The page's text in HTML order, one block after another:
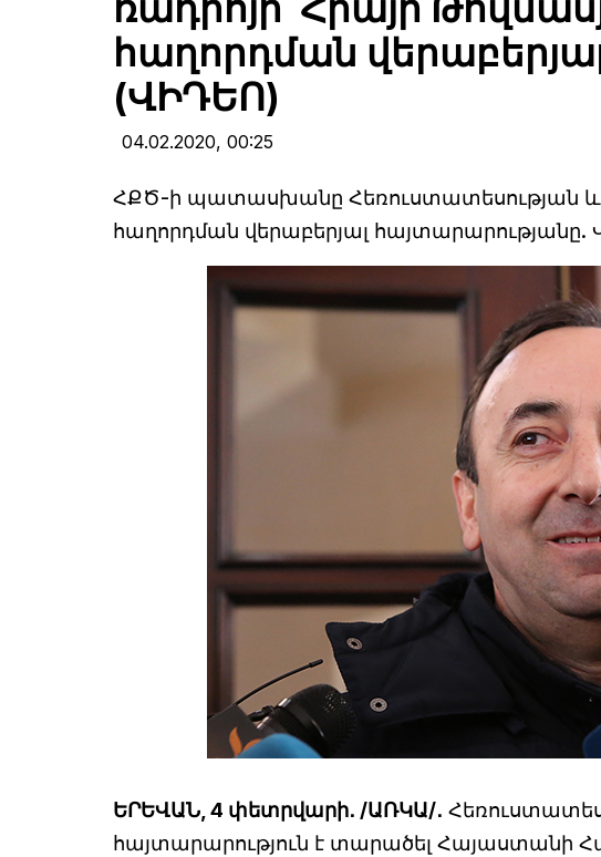
հաղորդման
(ՎԻԴԵՈ)
04.02.2020, 00:25
ՀՔԾ-ի պատասխանը Հեռուստատեսության և
հաղորդման վերաբերյալ հայտարարությանը.
ԵՐԵՎԱՆ, 4 փետրվարի․ /ԱՌԿԱ/․
հայտարարություն է տարածել Հայաստանի